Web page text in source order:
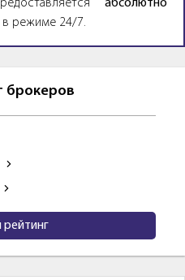
абсолютно
в режиме 24/7.
брокеров
рейтинг